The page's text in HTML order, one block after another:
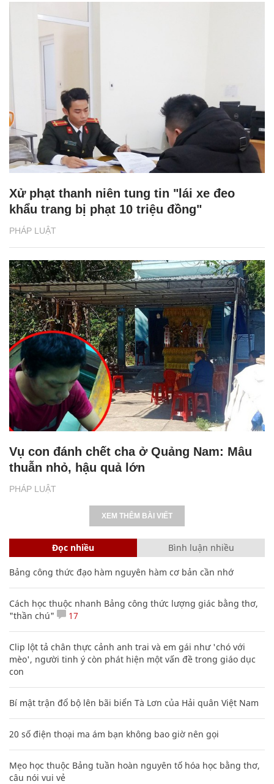
PHÁP LUẬT
Xử phạt thanh niên tung tin "lái xe đeo
khẩu trang bị phạt 10 triệu đồng"
PHÁP LUẬT
Vụ con đánh chết cha ở Quảng Nam: Mâu
thuẫn nhỏ, hậu quả lớn
XEM THÊM BÀI VIẾT
Đọc nhiều Bình luận nhiều
Bảng công thức đạo hàm nguyên hàm cơ bản cần nhớ
Cách học thuộc nhanh Bảng công thức lượng giác bằng thơ,
"thần chú"
17
Clip lột tả chân thực cảnh anh trai và em gái như 'chó với
mèo', người tinh ý còn phát hiện một vấn đề trong giáo dục
con
Bí mật trận đổ bộ lên bãi biển Tà Lơn của Hải quân Việt Nam
20 số điện thoại ma ám bạn không bao giờ nên gọi
Mẹo học thuộc Bảng tuần hoàn nguyên tố hóa học bằng thơ,
câu nói vui vẻ